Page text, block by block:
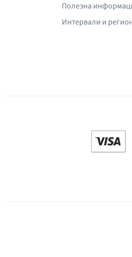
Полезна
Интервали и